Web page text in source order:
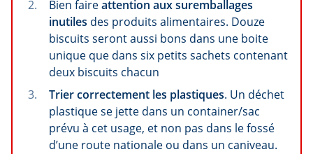
Bien faireattention aux suremballages
inutiles des produits alimentaires. Douze
biscuits seront aussi bons dans une boite
unique que dans six petits sachets contenant
deux biscuits chacun
Trier correctement les plastiques. Un déchet
plastique se jette dans un container/sac
prévu à cet usage, et non pas dans le fossé
d’une route nationale ou dans un caniveau.